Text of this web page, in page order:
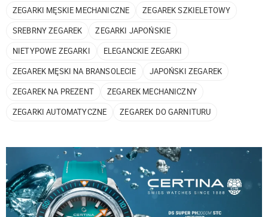
ZEGARKI MĘSKIE MECHANICZNE
ZEGAREK SZKIELETOWY
SREBRNY ZEGAREK
ZEGARKI JAPOŃSKIE
NIETYPOWE ZEGARKI
ELEGANCKIE ZEGARKI
ZEGAREK MĘSKI NA BRANSOLECIE
JAPOŃSKI ZEGAREK
ZEGAREK NA PREZENT
ZEGAREK MECHANICZNY
ZEGARKI AUTOMATYCZNE
ZEGAREK DO GARNITURU